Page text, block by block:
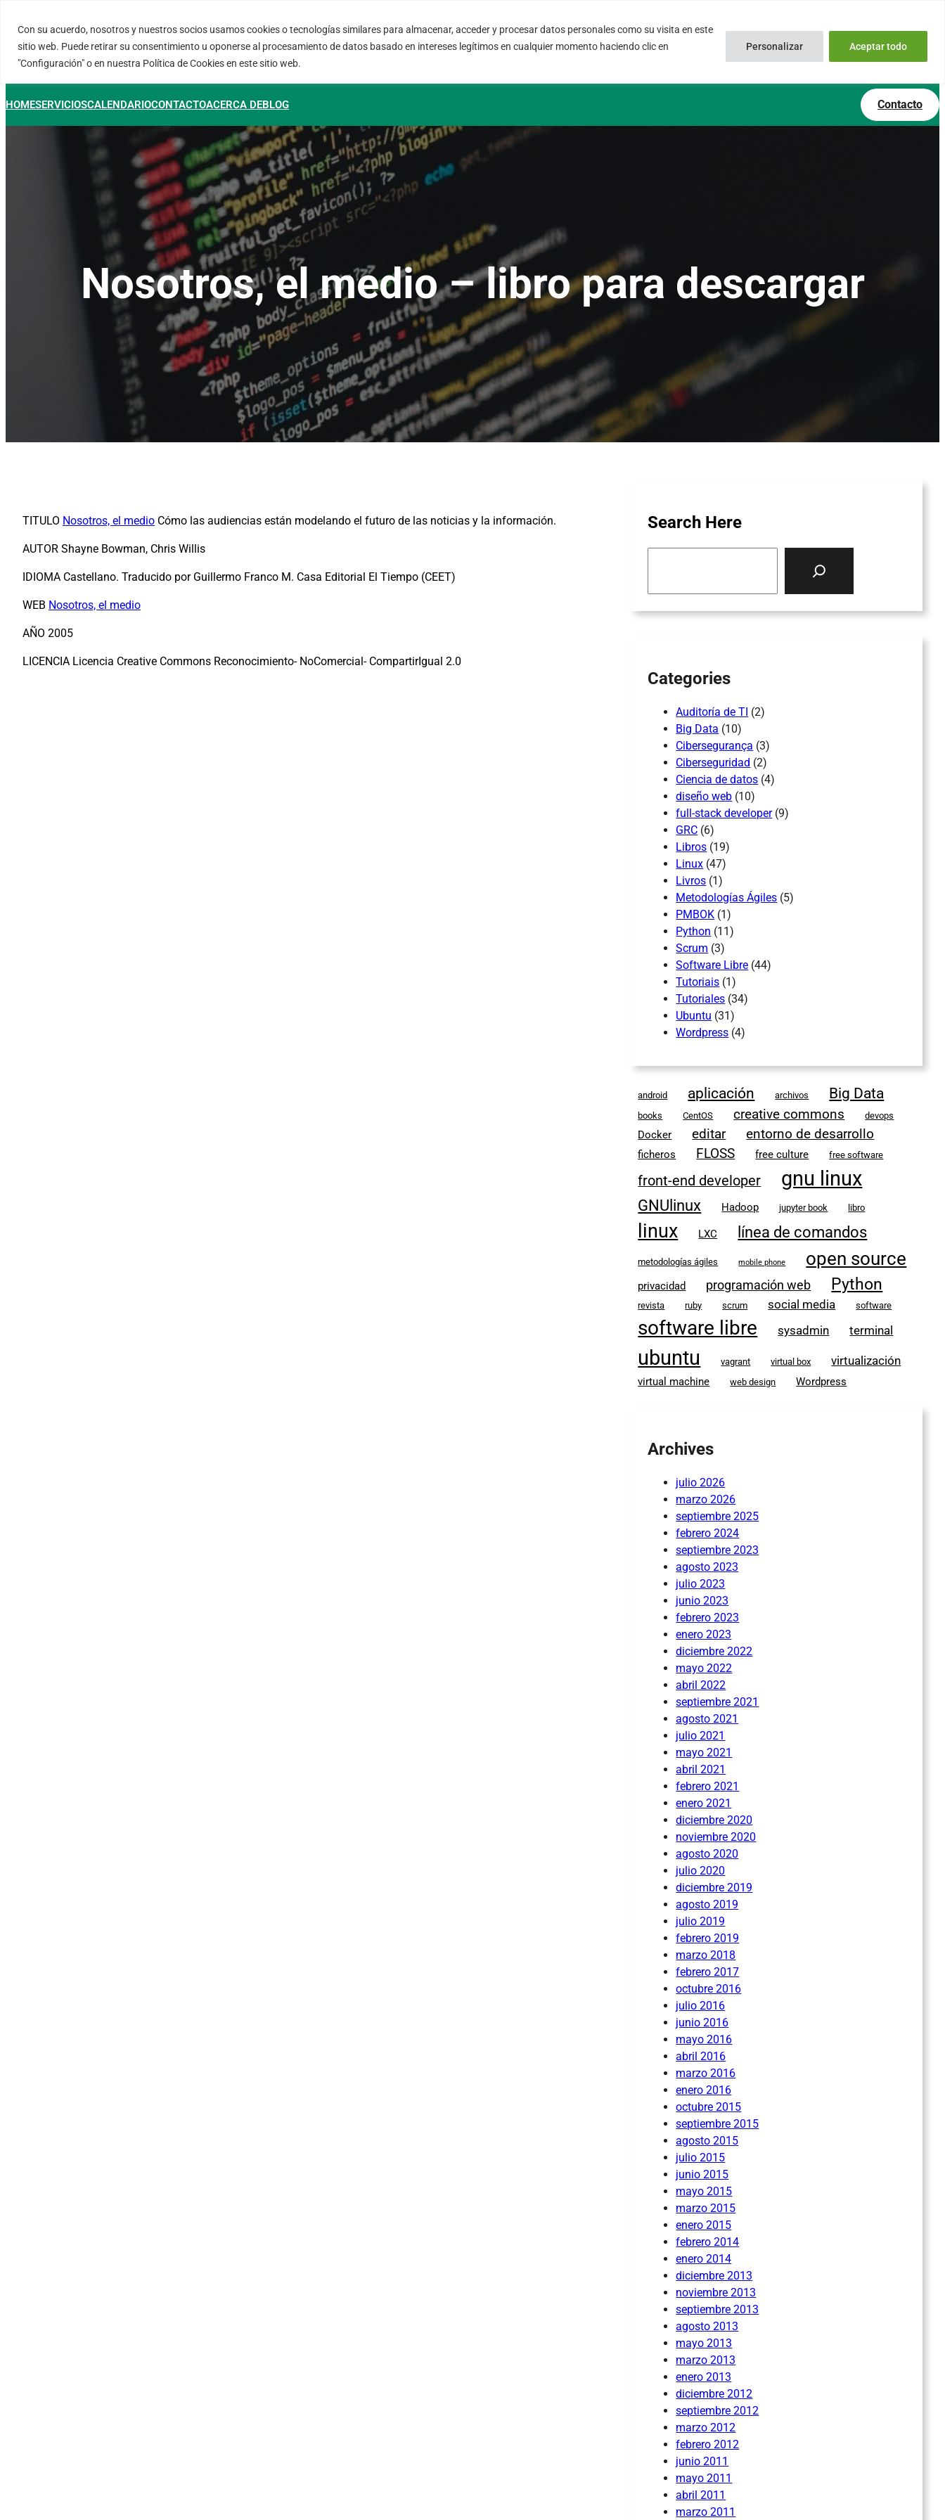
Con su acuerdo, nosotros y nuestros socios usamos cookies o tecnologías similares para almacenar, acceder y procesar datos personales como su visita en este
sitio web. Puede retirar su consentimiento u oponerse al procesamiento de datos basado en intereses legítimos en cualquier momento haciendo clic en
"Configuración" o en nuestra Política de Cookies en este sitio web.
Personalizar Aceptar todo
contenido FORTINUX.COM
08004 – Barcelona
Cataluña – España
info@fortinux.com
0034 – 644 79 25 79
Lun – Vie 9:00 AM a 6:00PM
HOMESERVICIOSCALENDARIOCONTACTOACERCA DEBLOG Contacto
Nosotros, el medio – libro para descargar
TITULO Nosotros, el medio Cómo las audiencias están modelando el futuro de las noticias y la información.
AUTOR Shayne Bowman, Chris Willis
IDIOMA Castellano. Traducido por Guillermo Franco M. Casa Editorial El Tiempo (CEET)
WEB Nosotros, el medio
AÑO 2005
LICENCIA Licencia Creative Commons Reconocimiento- NoComercial- CompartirIgual 2.0
Search Here
Categories
Auditoría de TI (2)
Big Data (10)
Cibersegurança (3)
Ciberseguridad (2)
Ciencia de datos (4)
diseño web (10)
full-stack developer(9)
GRC (6)
Libros (19)
Linux (47)
Livros (1)
Metodologías Ágiles (5)
PMBOK (1)
Python (11)
Scrum (3)
Software Libre (44)
Tutoriais (1)
Tutoriales (34)
Ubuntu (31)
Wordpress (4)
android aplicación archivos Big Data
books CentOS creative commons devops
Docker editar entorno de desarrollo
ficheros FLOSS free culture free software
front-end developer gnu linux
GNUlinux Hadoop jupyter book libro
linux LXC línea de comandos
metodologías ágiles mobile phone open source
privacidad programación web Python
revista ruby scrum social media software
software libre sysadmin terminal
ubuntu vagrant virtual box virtualización
virtual machine web design Wordpress
Archives
julio 2026
marzo 2026
septiembre 2025
febrero 2024
septiembre 2023
agosto 2023
julio 2023
junio 2023
febrero 2023
enero 2023
diciembre 2022
mayo 2022
abril 2022
septiembre 2021
agosto 2021
julio 2021
mayo 2021
abril 2021
febrero 2021
enero 2021
diciembre 2020
noviembre 2020
agosto 2020
julio 2020
diciembre 2019
agosto 2019
julio 2019
febrero 2019
marzo 2018
febrero 2017
octubre 2016
julio 2016
junio 2016
mayo 2016
abril 2016
marzo 2016
enero 2016
octubre 2015
septiembre 2015
agosto 2015
julio 2015
junio 2015
mayo 2015
marzo 2015
enero 2015
febrero 2014
enero 2014
diciembre 2013
noviembre 2013
septiembre 2013
agosto 2013
mayo 2013
marzo 2013
enero 2013
diciembre 2012
septiembre 2012
marzo 2012
febrero 2012
junio 2011
mayo 2011
abril 2011
marzo 2011